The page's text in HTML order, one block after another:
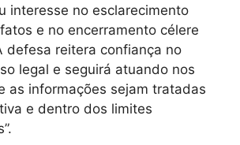
interesse no esclarecimento
e no encerramento célere
defesa reitera confiança no
legal e seguirá atuando nos
as informações sejam tratadas
e dentro dos limites